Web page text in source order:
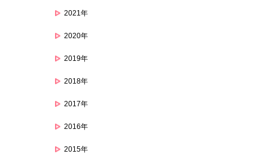
2021年
2020年
2019年
2018年
2017年
2016年
2015年